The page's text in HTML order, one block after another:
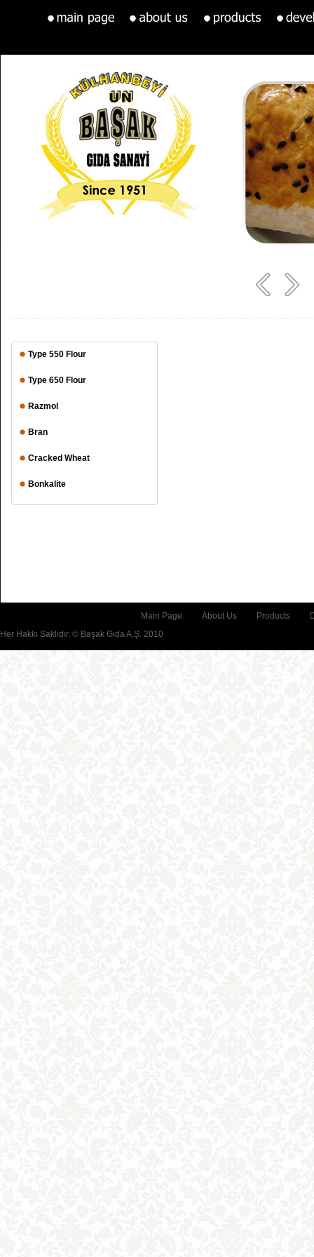
Type 550 Flour
Type 650 Flour
Razmol
Bran
Cracked Wheat
Bonkalite
Main Page About Us Products
Her Hakkı Saklıdır. © Başak Gıda A.Ş. 2010